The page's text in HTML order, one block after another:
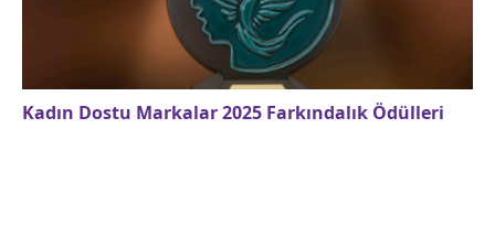
Kadın Dostu Markalar 2025 Farkındalık Ödülleri